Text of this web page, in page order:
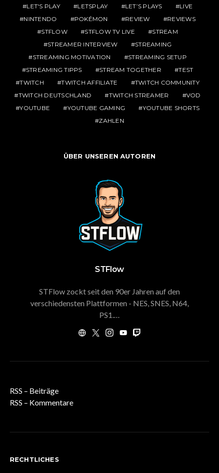
LET'S PLAY
LETSPLAY LET’S PLAYS
LIVE
NINTENDO
POKÉMON REVIEW
REVIEWS
STFLOW
STFLOW TV LIVE
STREAM
STREAMER INTERVIEW
STREAMING
STREAMING MOTIVATION
STREAMING SETUP
STREAMING TIPPS
STREAM TOGETHER
TEST
TWITCH
TWITCH AFFILIATE
TWITCH COMMUNITY
TWITCH DEUTSCHLAND
TWITCH STREAMER
VOD
YOUTUBE
YOUTUBE GAMING
YOUTUBE SHORTS
ZAHLEN
ÜBER UNSEREN AUTOREN
STFlow
STFlow zockt seit den 90er Jahren auf den
verschiedensten Plattformen - NES, SNES, N64,
PS1.…
RSS – Beiträge
RSS – Kommentare
RECHTLICHES